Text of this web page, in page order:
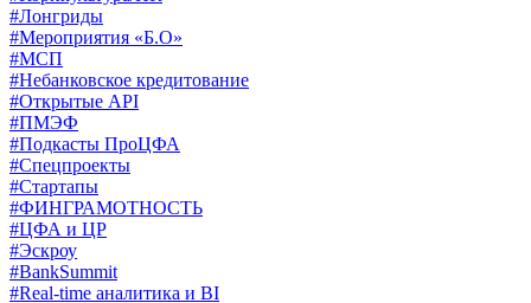
#Лонгриды
#Мероприятия «Б.О»
#МСП
#Небанковское кредитование
#Открытые API
#ПМЭФ
#Подкасты ПроЦФА
#Спецпроекты
#Стартапы
#ФИНГРАМОТНОСТЬ
#ЦФА и ЦР
#Эскроу
#BankSummit
#Real-time аналитика и BI